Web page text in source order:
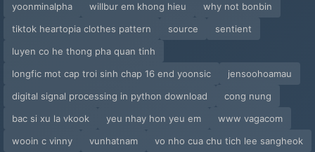
yoonminalpha willbur em khong hieu
why not bonbin
tiktok heartopia clothes pattern
source
sentient
luyen co he thong pha quan tinh
longfic mot cap troi sinh chap 16 end yoonsic
jensoohoamau
digital signal processing in python download
cong nung
bac si xu la vkook
yeu nhay hon yeu em
www vagacom
wooin c vinny
vunhatnam vo nho cua chu tich lee sangheok